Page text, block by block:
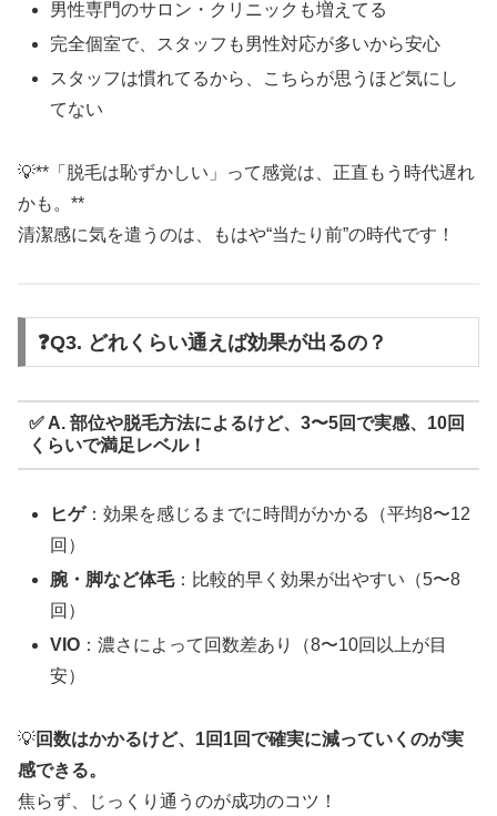
男性専門のサロン・クリニックも増えてる
完全個室で、スタッフも男性対応が多いから安心
スタッフは慣れてるから、こちらが思うほど気にし
てない
💡**「脱毛は恥ずかしい」って感覚は、正直もう時代遅れ
かも。**
清潔感に気を遣うのは、もはや“当たり前”の時代です！
❓Q3. どれくらい通えば効果が出るの？
✅ A. 部位や脱毛方法によるけど、3〜5回で実感、10回
くらいで満足レベル！
ヒゲ：効果を感じるまでに時間がかかる（平均8〜12
回）
腕・脚など体毛：比較的早く効果が出やすい（5〜8
回）
VIO ：濃さによって回数差あり（8〜10回以上が目
安）
💡回数はかかるけど、1回1回で確実に減っていくのが実
感できる。
焦らず、じっくり通うのが成功のコツ！